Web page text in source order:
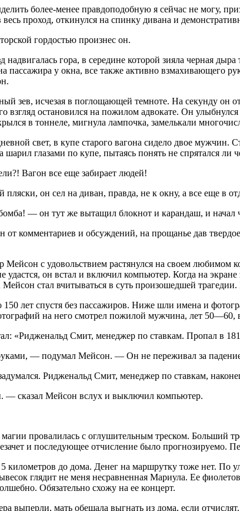
более-менее правдоподобную я сейчас не могу,
проход, откинулся на спинку дивана и
гордостью произнес он.
гора, в середине которой зияла черная
пассажира у окна, все также активно взмахивающего
зев, исчезая в поглощающей темноте. На секунду он
взгляд остановился на пожилом адвокате. Он
в тоннеле, мигнула лампочка, замелькали
свет, в купе старого вагона сидело двое
шарил глазами по купе, пытаясь понять не спрятался
Вагон все еще забирает людей!
он сел на диван, правда, не к окну, а все еще в
— он тут же вытащил блокнот и карандаш, и начал
комментариев и обсуждений, на прощанье дав
Мейсон с удовольствием растянулся на своем
удастся, он встал и включил компьютер. Когда на
стал вчитываться в суть произошедшей
150 лет спустя без пассажиров. Ниже шли имена и
на него смотрел пожилой мужчина, лет 50—60,
«Ридженальд Смит, менеджер по ставкам. Пропал в
— подумал Мейсон. — Он не переживал за
Ридженальд Смит, менеджер по ставкам,
сказал Мейсон вслух и выключил компьютер.
магии провалилась с оглушительным треском.
и последующее отчисление было прогнозируемо.
километров до дома. Денег на маршрутку тоже нет. По
глядит не меня несравненная Мариула. Ее
Обязательно схожу на ее концерт.
выперли, мать обещала выгнать из дома, если